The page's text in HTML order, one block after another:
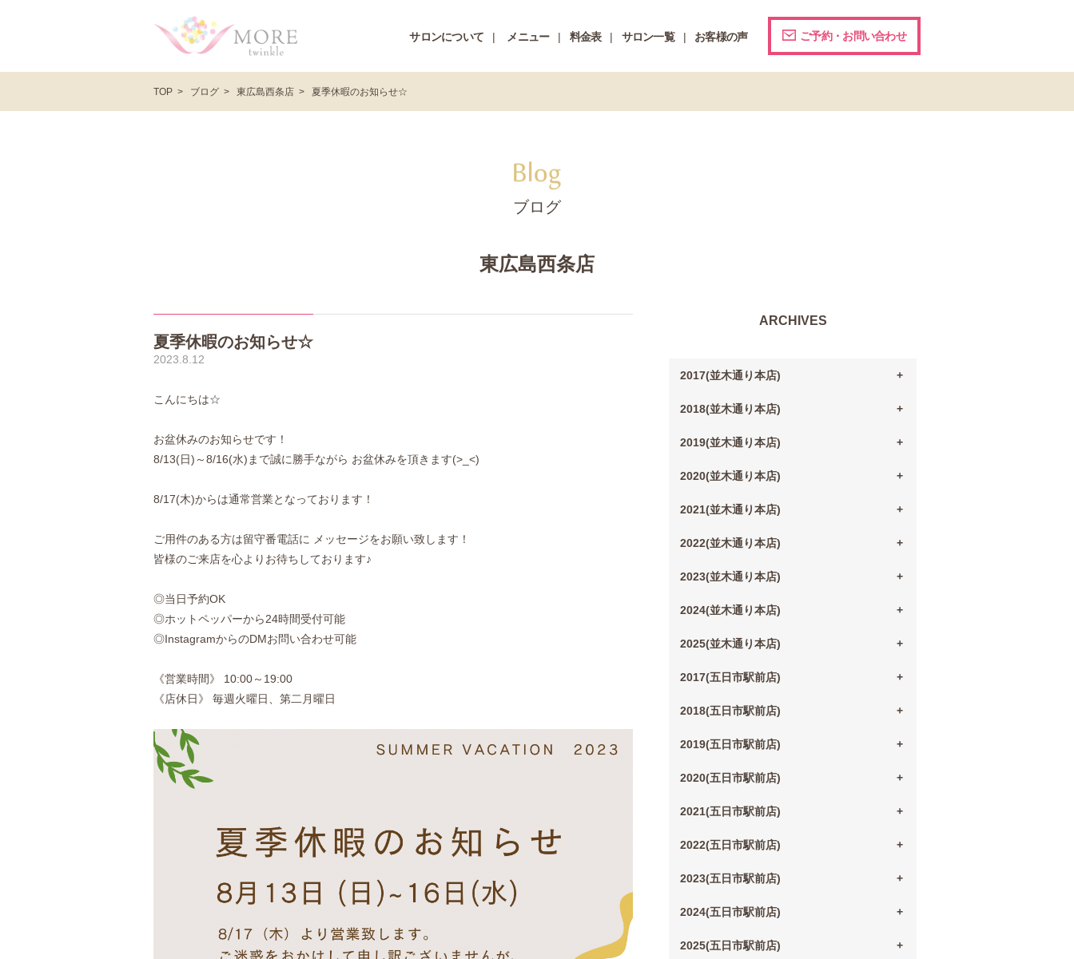
サロンについて メニュー 料金表 サロン一覧 お客様の声 ご予約・お問い合わせ
TOP ブログ 東広島西条店 夏季休暇のお知らせ☆
ブログ
東広島西条店
夏季休暇のお知らせ☆
2023.8.12
こんにちは☆
お盆休みのお知らせです！
8/13(日)～8/16(水)まで誠に勝手ながら お盆休みを頂きます(>_<)
8/17(木)からは通常営業となっております！
ご用件のある方は留守番電話に メッセージをお願い致します！
皆様のご来店を心よりお待ちしております♪
◎当日予約OK
◎ホットペッパーから24時間受付可能
◎InstagramからのDMお問い合わせ可能
《営業時間》 10:00～19:00
《店休日》 毎週火曜日、第二月曜日
ARCHIVES
2017(並木通り本店)
2018(並木通り本店)
2019(並木通り本店)
2020(並木通り本店)
2021(並木通り本店)
2022(並木通り本店)
2023(並木通り本店)
2024(並木通り本店)
2025(並木通り本店)
2017(五日市駅前店)
2018(五日市駅前店)
2019(五日市駅前店)
2020(五日市駅前店)
2021(五日市駅前店)
2022(五日市駅前店)
2023(五日市駅前店)
2024(五日市駅前店)
2025(五日市駅前店)